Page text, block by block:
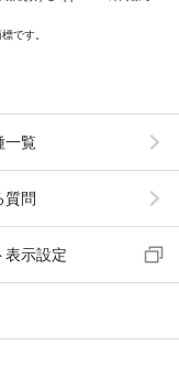
です。
一覧
質問
表示設定